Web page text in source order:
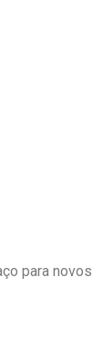
para novos